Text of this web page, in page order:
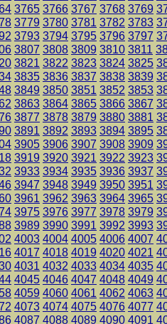
3765 3766 3767 3768 3769
3779 3780 3781 3782 3783
3793 3794 3795 3796 3797
3807 3808 3809 3810 3811
3821 3822 3823 3824 3825
3835 3836 3837 3838 3839
3849 3850 3851 3852 3853
3863 3864 3865 3866 3867
3877 3878 3879 3880 3881
3891 3892 3893 3894 3895
3905 3906 3907 3908 3909
3919 3920 3921 3922 3923
3933 3934 3935 3936 3937
3947 3948 3949 3950 3951
3961 3962 3963 3964 3965
3975 3976 3977 3978 3979
3989 3990 3991 3992 3993
4003 4004 4005 4006 4007
4017 4018 4019 4020 4021
4031 4032 4033 4034 4035
4045 4046 4047 4048 4049
4059 4060 4061 4062 4063
4073 4074 4075 4076 4077
4087 4088 4089 4090 4091